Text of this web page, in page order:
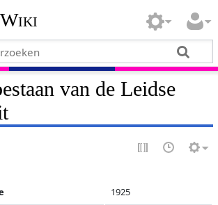
van de Leidse
1925